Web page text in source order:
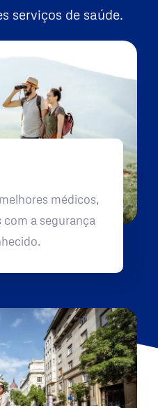
serviços de saúde.
médicos,
com a segurança